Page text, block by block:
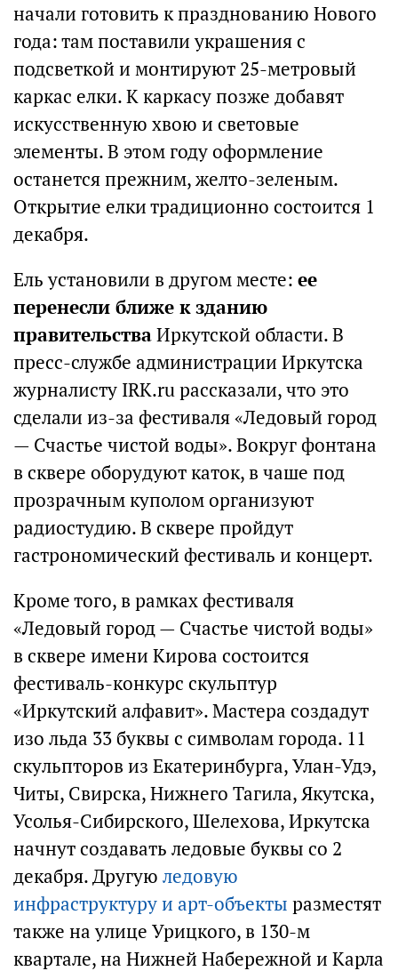
начали готовить к празднованию Нового
года: там поставили украшения с
подсветкой и монтируют 25-метровый
каркас елки. К каркасу позже добавят
искусственную хвою и световые
элементы. В этом году оформление
останется прежним, желто-зеленым.
Открытие елки традиционно состоится 1
декабря.
Ель установили в другом месте: ее
перенесли ближе к зданию
правительстваИркутской области. В
пресс-службе администрации Иркутска
журналисту IRK.ru рассказали, что это
сделали из-за фестиваля «Ледовый город
— Счастье чистой воды». Вокруг фонтана
в сквере оборудуют каток, в чаше под
прозрачным куполом организуют
радиостудию. В сквере пройдут
гастрономический фестиваль и концерт.
Кроме того, в рамках фестиваля
«Ледовый город — Счастье чистой воды»
в сквере имени Кирова состоится
фестиваль-конкурс скульптур
«Иркутский алфавит». Мастера создадут
изо льда 33 буквы с символам города. 11
скульпторов из Екатеринбурга, Улан-Удэ,
Читы, Свирска, Нижнего Тагила, Якутска,
Усолья-Сибирского, Шелехова, Иркутска
начнут создавать ледовые буквы со 2
декабря. Другую ледовую
инфраструктуру и арт-объекты разместят
также на улице Урицкого, в 130-м
квартале, на Нижней Набережной и Карла